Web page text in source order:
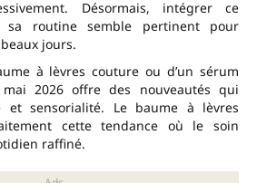
Désormais, intégrer ce
sa routine semble pertinent pour
jours.
à lèvres couture ou d’un sérum
2026 offre des nouveautés qui
et sensorialité. Le baume à lèvres
cette tendance où le soin
raffiné.